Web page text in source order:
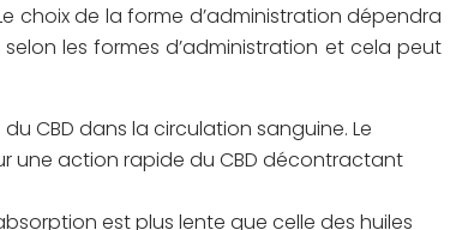
choix de la forme d’administration dépendra
les formes d’administration et cela peut
CBD dans la circulation sanguine. Le
une action rapide du CBD décontractant
est plus lente que celle des huiles